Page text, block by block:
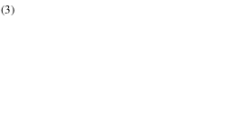
(3)